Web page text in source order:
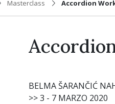
Masterclass Accordion
BELMA ŠARANČIĆ
>> 3 - 7 MARZO 2020